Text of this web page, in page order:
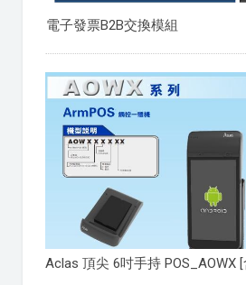
電子發票B2B交換模組
Aclas 頂尖 6吋手持 POS_AOWX